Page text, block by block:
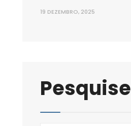
19 DEZEMBRO, 2025
Pesquise